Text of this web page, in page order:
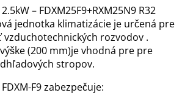
– FDXM25F9+RXM25N9 R32
jednotka klimatizácie je určená pre
vzduchotechnických rozvodov .
(200 mm)je vhodná pre pre
stropov.
F9 zabezpečuje: